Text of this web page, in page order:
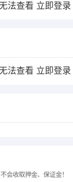
法查看 立即登录
法查看 立即登录
会收取押金、保证金！